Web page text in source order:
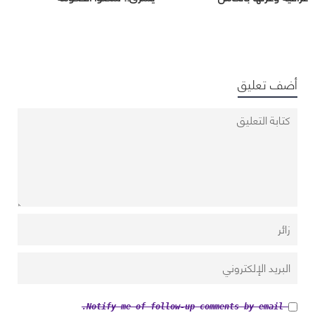
أضف تعليق
Notify me of follow-up comments by email.